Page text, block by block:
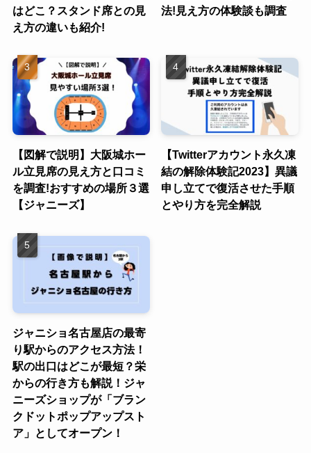
はどこ？スタンド席との見
え方の違いも紹介!
法!見え方の体験談も調査
【図解で説明】大阪城ホー
ル立見席の見え方と口コミ
を調査!おすすめの場所３選
【ジャニーズ】
【Twitterアカウント永久凍
結の解除体験記2023】異議
申し立てで復活させた手順
とやり方を完全解説
ジャニショ名古屋店の最寄
り駅からのアクセス方法！
駅の出口はどこが最短？栄
からの行き方も解説！ジャ
ニーズショップが「ブラン
クドットポップアップスト
ア」としてオープン！